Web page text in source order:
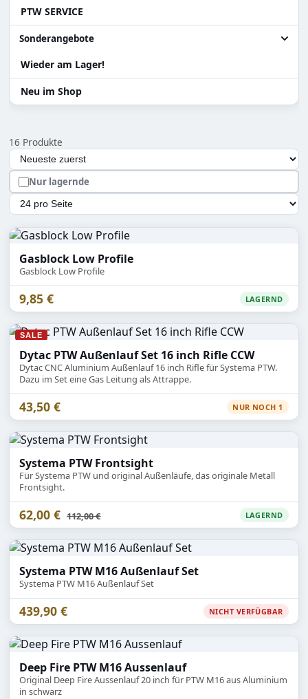
Sniper
Systema PTW
Ladehilfen
Akku
Alle Teile & Zubehör
Zylinder Ersatzteile
Teile für Systema PTW
Gearbox / Teile Systema PTW
Zubehör
Hopup und Teile
Magazine & Teile
PTW SERVICE
Sonderangebote
Alle Sonderangebote
Abverkauf Sonderposten
Wieder am Lager!
Neu im Shop
16 Produkte
Auswahl lädt die Seite automatisch mit den neuen
Sortierung
Nur lagernde
Artikel pro Seite
Gasblock Low Profile
Gasblock Low Profile
9,85 € LAGERND
SALE
Dytac PTW Außenlauf Set 16 inch Rifle CCW
Dytac CNC Aluminium Außenlauf 16 inch Rifle für Systema PTW.
Dazu im Set eine Gas Leitung als Attrappe.
43,50 € NUR NOCH 1
Systema PTW Frontsight
Für Systema PTW und original Außenläufe, das originale Metall
Frontsight.
62,00 € Statt
112,00 € LAGERND
Systema PTW M16 Außenlauf Set
Systema PTW M16 Außenlauf Set
439,90 € NICHT VERFÜGBAR
Deep Fire PTW M16 Aussenlauf
Original Deep Fire Aussenlauf 20 inch für PTW M16 aus Aluminium
in schwarz